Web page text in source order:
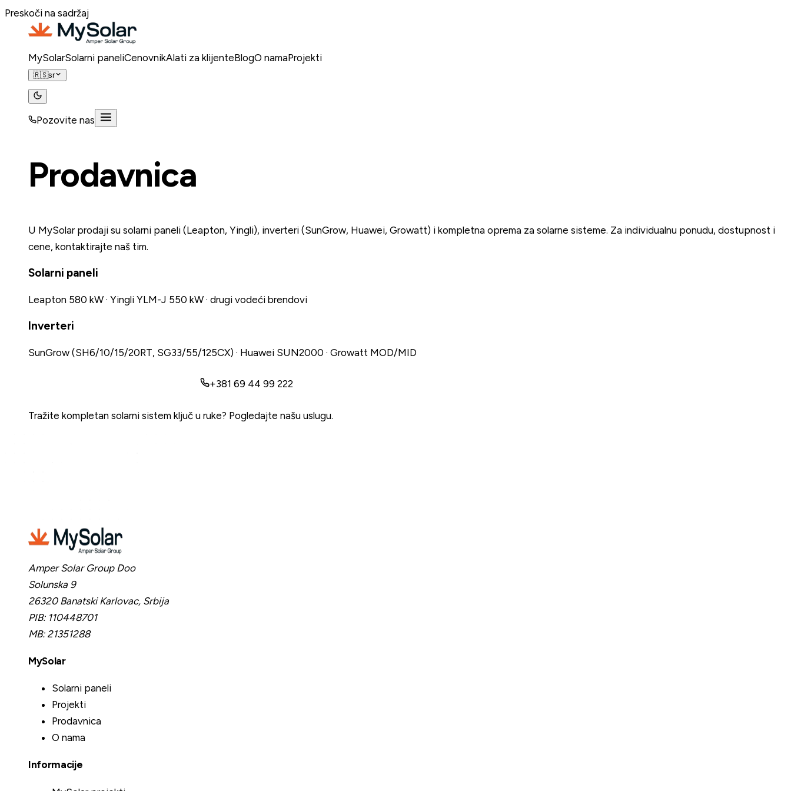
Preskoči na sadržaj
MySolarSolarni paneliCenovnikAlati za klijenteBlogO namaProjekti
🇷🇸sr
Pozovite nas
Prodavnica
U MySolar prodaji su solarni paneli (Leapton, Yingli), inverteri (SunGrow, Huawei, Growatt) i kompletna oprema za solarne sisteme. Za individualnu ponudu, dostupnost i
cene, kontaktirajte naš tim.
Solarni paneli
Leapton 580 kW · Yingli YLM-J 550 kW · drugi vodeći brendovi
Inverteri
SunGrow (SH6/10/15/20RT, SG33/55/125CX) · Huawei SUN2000 · Growatt MOD/MID
+381 69 44 99 222
Tražite kompletan solarni sistem ključ u ruke? Pogledajte našu uslugu.
Amper Solar Group Doo
Solunska 9
26320 Banatski Karlovac, Srbija
PIB: 110448701
MB: 21351288
MySolar
Solarni paneli
Projekti
Prodavnica
O nama
Informacije